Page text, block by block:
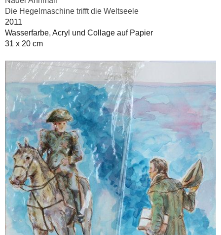
Die Hegelmaschine trifft die Weltseele
2011
Wasserfarbe, Acryl und Collage auf Papier
31 x 20 cm